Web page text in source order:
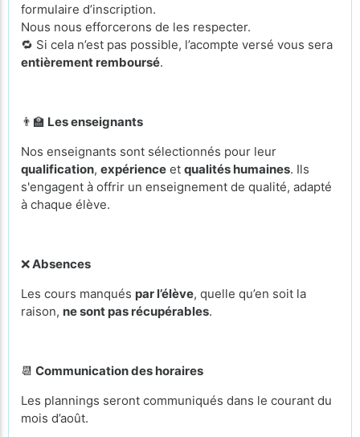
formulaire d’inscription.
Nous nous efforcerons de les respecter.
🔁 Si cela n’est pas possible, l’acompte versé vous sera
entièrement remboursé.
👨‍🏫 Les enseignants
Nos enseignants sont sélectionnés pour leur
qualification, expérience et qualités humaines. Ils
s'engagent à offrir un enseignement de qualité, adapté
à chaque élève.
❌Absences
Les cours manqués par l’élève, quelle qu’en soit la
raison, ne sont pas récupérables.
📆 Communication des horaires
Les plannings seront communiqués dans le courant du
mois d’août.